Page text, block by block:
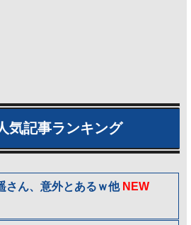
気記事ランキング
さん、意外とあるｗ他 NEW